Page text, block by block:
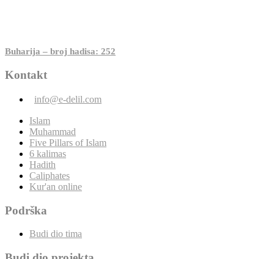
Buharija – broj hadisa: 252
Kontakt
info@e-delil.com
Islam
Muhammad
Five Pillars of Islam
6 kalimas
Hadith
Caliphates
Kur'an online
Podrška
Budi dio tima